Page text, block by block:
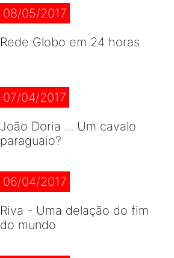
08/05/2017
Rede Globo em 24 horas
07/04/2017
João Doria ... Um cavalo
paraguaio?
06/04/2017
Riva - Uma delação do fim
do mundo